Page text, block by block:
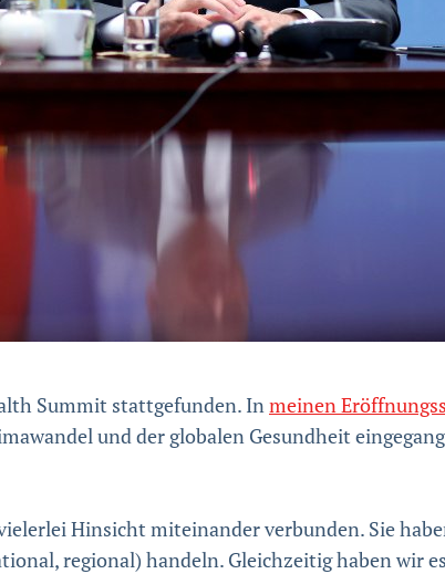
Summit stattgefunden. Inmeinen
und der globalen Gesundheit
Hinsicht miteinander verbunden. Sie
regional) handeln. Gleichzeitig haben wir